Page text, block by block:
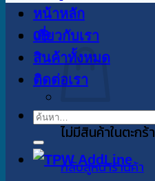
0฿
ไม่มีสินค้าในตะกร้า
กลับสู่หน้าร้านค้า
หน้าหลัก
เกี่ยวกับเรา
สินค้าทั้งหมด
ติดต่อเรา
ค้นหา: